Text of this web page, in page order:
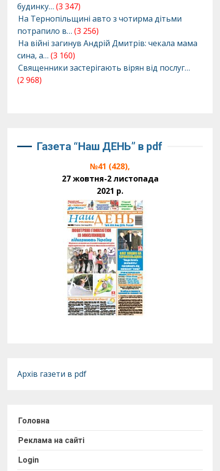
будинку… (3 347)
На Тернопільщині авто з чотирма дітьми
потрапило в… (3 256)
На війні загинув Андрій Дмитрів: чекала мама
сина, а… (3 160)
Священники застерігають вірян від послуг…
(2 968)
Газета “Наш ДЕНЬ” в pdf
№41 (428),
27 жовтня-2 листопада
2021 р.
Архів газети в pdf
Головна
Реклама на сайті
Login